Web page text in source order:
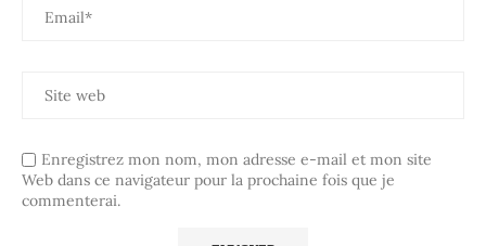
Enregistrez mon nom, mon adresse e-mail et mon site
Web dans ce navigateur pour la prochaine fois que je
commenterai.